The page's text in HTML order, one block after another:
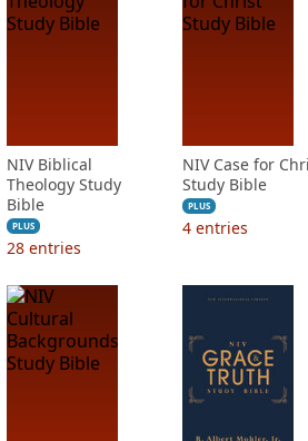
NIV Biblical
Theology Study
Bible
PLUS
28 entries
NIV Case for
Study Bible
PLUS
4 entries